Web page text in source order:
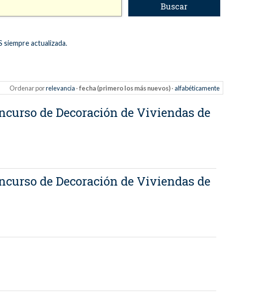
siempre actualizada.
Ordenar porrelevancia ·fecha (primero los más nuevos) ·alfabéticamente
de Decoración de Viviendas de
de Decoración de Viviendas de